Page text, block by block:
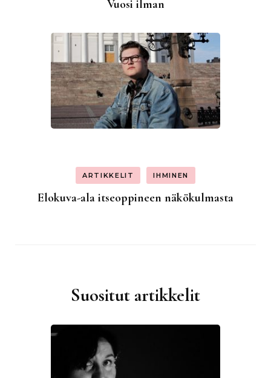
Vuosi ilman
ARTIKKELIT IHMINEN
Elokuva-ala itseoppineen näkökulmasta
Suositut artikkelit